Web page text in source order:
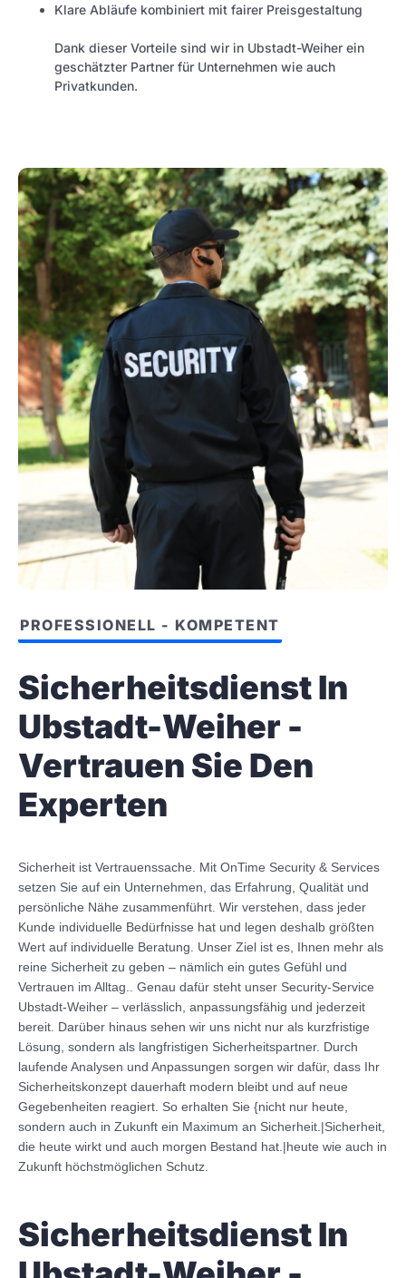
Klare Abläufe kombiniert mit fairer Preisgestaltung
Dank dieser Vorteile sind wir in Ubstadt-Weiher ein
geschätzter Partner für Unternehmen wie auch
Privatkunden.
PROFESSIONELL - KOMPETENT
Sicherheitsdienst In
Ubstadt-Weiher -
Vertrauen Sie Den
Experten
Sicherheit ist Vertrauenssache. Mit OnTime Security & Services
setzen Sie auf ein Unternehmen, das Erfahrung, Qualität und
persönliche Nähe zusammenführt. Wir verstehen, dass jeder
Kunde individuelle Bedürfnisse hat und legen deshalb größten
Wert auf individuelle Beratung. Unser Ziel ist es, Ihnen mehr als
reine Sicherheit zu geben – nämlich ein gutes Gefühl und
Vertrauen im Alltag.. Genau dafür steht unser Security-Service
Ubstadt-Weiher – verlässlich, anpassungsfähig und jederzeit
bereit. Darüber hinaus sehen wir uns nicht nur als kurzfristige
Lösung, sondern als langfristigen Sicherheitspartner. Durch
laufende Analysen und Anpassungen sorgen wir dafür, dass Ihr
Sicherheitskonzept dauerhaft modern bleibt und auf neue
Gegebenheiten reagiert. So erhalten Sie {nicht nur heute,
sondern auch in Zukunft ein Maximum an Sicherheit.|Sicherheit,
die heute wirkt und auch morgen Bestand hat.|heute wie auch in
Zukunft höchstmöglichen Schutz.
Sicherheitsdienst In